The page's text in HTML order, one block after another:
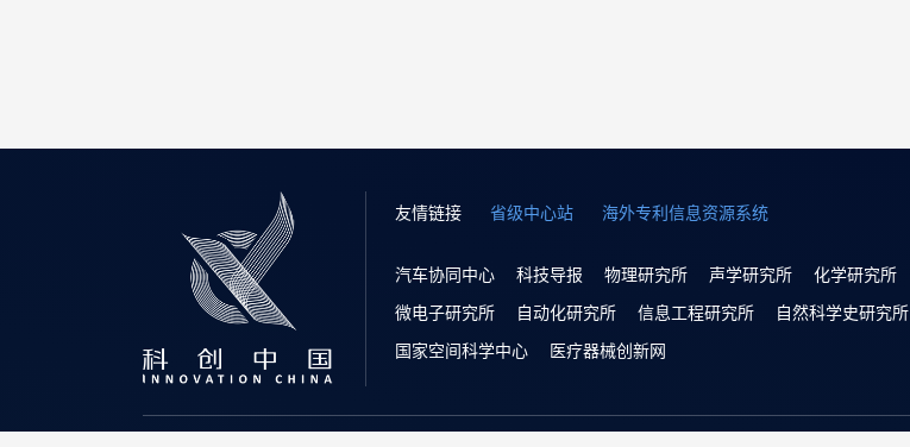
友情链接 省级中心站 海外专利信息资源系统
汽车协同中心 科技导报 物理研究所 声学研究所 化学研究所
微电子研究所
自动化研究所 信息工程研究所 自然科学史研究所
国家空间科学中心
医疗器械创新网